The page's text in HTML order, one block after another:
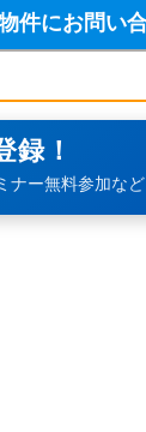
録！
ナー無料参加など